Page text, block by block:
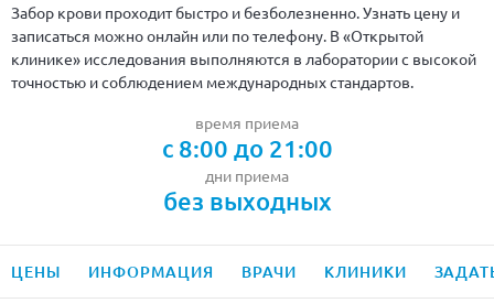
Забор крови проходит быстро и безболезненно. Узнать цену и
записаться можно онлайн или по телефону. В «Открытой
клинике» исследования выполняются в лаборатории с высокой
точностью и соблюдением международных стандартов.
время приема
с 8:00 до 21:00
дни приема
без выходных
ЦЕНЫ ИНФОРМАЦИЯ ВРАЧИ КЛИНИКИ